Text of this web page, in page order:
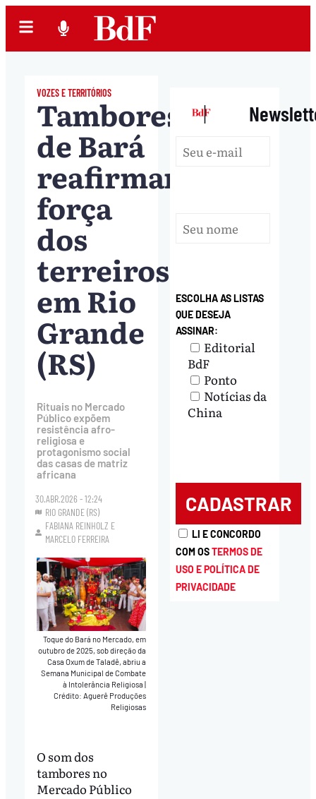
VOZES E TERRITÓRIOS
Tambores
de Bará
reafirmam
força
dos
terreiros
em Rio
Grande
(RS)
Rituais no Mercado
Público expõem
resistência afro-
religiosa e
protagonismo social
das casas de matriz
africana
30.ABR.2026 - 12:24
RIO GRANDE (RS)
FABIANA REINHOLZ E
MARCELO FERREIRA
Toque do Bará no Mercado, em
outubro de 2025, sob direção da
Casa Oxum de Taladê, abriu a
Semana Municipal de Combate
à Intolerância Religiosa|
Crédito: Aguerê Produções
Religiosas
O som dos
tambores no
Mercado Público
|
ESCOLHA AS LISTAS
QUE DESEJA
ASSINAR:
Editorial
BdF
Ponto
Notícias da
China
LI E CONCORDO
COM OSTERMOS DE
USO E POLÍTICA DE
PRIVACIDADE